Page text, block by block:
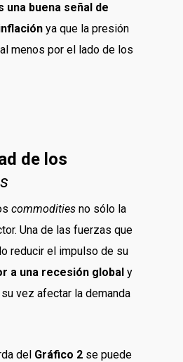
una buena señal de
ya que la presión
menos por el lado de los
de los
commodities no sólo la
Una de las fuerzas que
reducir el impulso de su
a una recesión global y
vez afectar la demanda
del Gráfico 2 se puede